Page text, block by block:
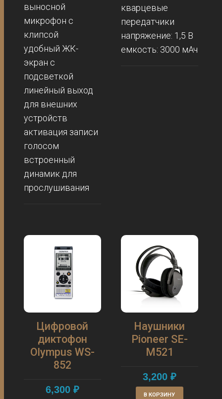
выносной
микрофон с
клипсой
удобный ЖК-
экран с
подсветкой
линейный выход
для внешних
устройств
активация записи
голосом
встроенный
динамик для
прослушивания
кварцевые
передатчики
напряжение: 1,5 В
емкость: 3000 мАч
Цифровой
диктофон
Olympus WS-
852
6,300₽
Наушники
Pioneer SE-
M521
3,200 ₽
В КОРЗИНУ